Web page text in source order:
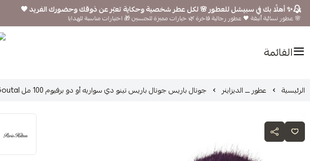
✨ أهلًا بك في سبيشل للعطور 🌸 لكل عطر شخصية وحكاية تعبّر عن ذوقك وحضورك الفريد 🖤
🌸 عطور نسائية أنيقة 🖤 عطور رجالية فاخرة 🌿 خيارات مميزة للجنسين 🎁 اختيارات مناسبة للهدايا
القائمة
الرئيسية عطور ـــ الديزاينر جوتال باريس جوتال باريس تينو دي سواريه أو دو برفيوم 100 مل Tenue de Soiree Goutal باريس هيلتون Paris Hilton